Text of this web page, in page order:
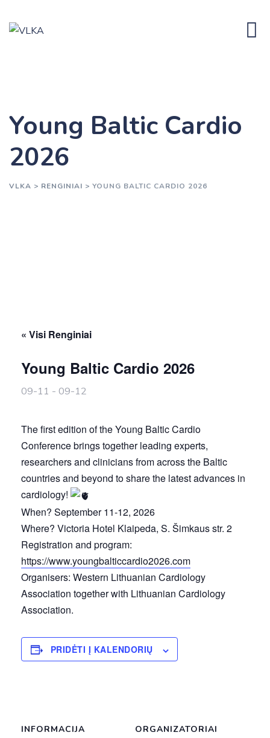
Young Baltic Cardio
2026
VLKA > RENGINIAI > YOUNG BALTIC CARDIO 2026
« Visi Renginiai
Young Baltic Cardio 2026
09-11 - 09-12
The first edition of the Young Baltic Cardio
Conference brings together leading experts,
researchers and clinicians from across the Baltic
countries and beyond to share the latest advances in
cardiology!
When? September 11-12, 2026
Where? Victoria Hotel Klaipeda, S. Šimkaus str. 2
Registration and program:
https://www.youngbalticcardio2026.com
Organisers: Western Lithuanian Cardiology
Association together with Lithuanian Cardiology
Association.
PRIDĖTI Į KALENDORIŲ
INFORMACIJA ORGANIZATORIAI